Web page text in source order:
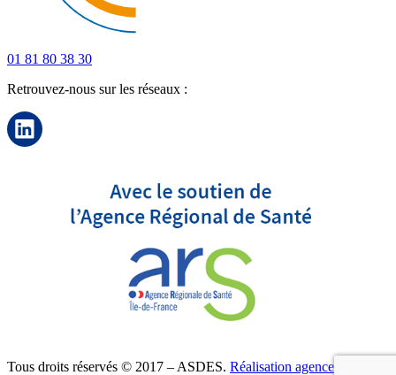
01 81 80 38 30
Retrouvez-nous sur les réseaux :
Tous droits réservés © 2017 – ASDES. Réalisation agence de